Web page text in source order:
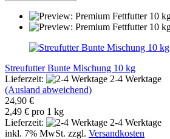
Streufutter Bunte Mischung 10 kg
Lieferzeit:
2-4 Werktage
(Ausland abweichend)
24,90 €
2,49 € pro 1 kg
Lieferzeit:
2-4 Werktage
inkl. 7% MwSt. zzgl. Versandkosten